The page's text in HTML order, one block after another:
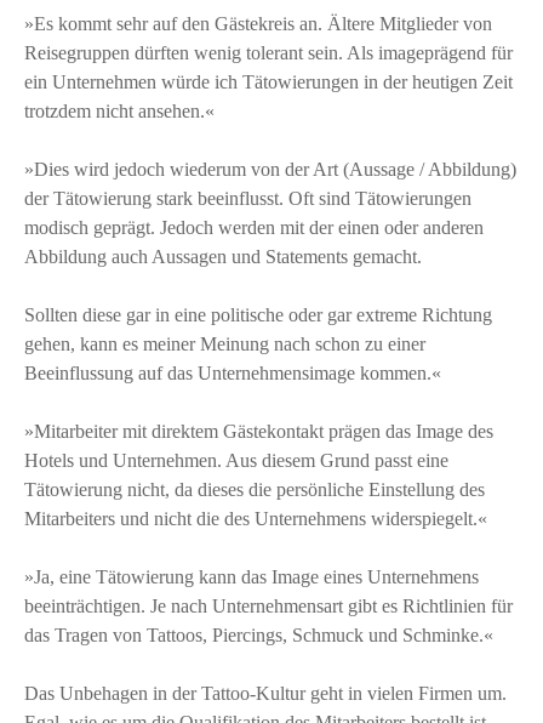
»Es kommt sehr auf den Gästekreis an. Ältere Mitglieder von
Reisegruppen dürften wenig tolerant sein. Als imageprägend für
ein Unternehmen würde ich Tätowierungen in der heutigen Zeit
trotzdem nicht ansehen.«
»Dies wird jedoch wiederum von der Art (Aussage / Abbildung)
der Tätowierung stark beeinflusst. Oft sind Tätowierungen
modisch geprägt. Jedoch werden mit der einen oder anderen
Abbildung auch Aussagen und Statements gemacht.
Sollten diese gar in eine politische oder gar extreme Richtung
gehen, kann es meiner Meinung nach schon zu einer
Beeinflussung auf das Unternehmensimage kommen.«
»Mitarbeiter mit direktem Gästekontakt prägen das Image des
Hotels und Unternehmen. Aus diesem Grund passt eine
Tätowierung nicht, da dieses die persönliche Einstellung des
Mitarbeiters und nicht die des Unternehmens widerspiegelt.«
»Ja, eine Tätowierung kann das Image eines Unternehmens
beeinträchtigen. Je nach Unternehmensart gibt es Richtlinien für
das Tragen von Tattoos, Piercings, Schmuck und Schminke.«
Das Unbehagen in der Tattoo-Kultur geht in vielen Firmen um.